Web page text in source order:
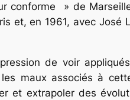
conforme » de
et, en 1961, avec José
de voir
maux associés à
et extrapoler des